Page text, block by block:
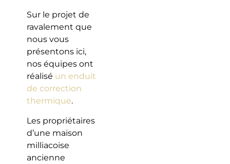
Sur le projet de
ravalement que
nous vous
présentons ici,
nos équipes ont
réalisé un enduit
de correction
thermique.
Les propriétaires
d’une maison
milliacoise
ancienne